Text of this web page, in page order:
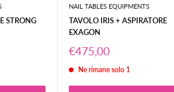
specificando
STRONG
NAIL TABLES EQUIPMENTS
TAVOLO IRIS + ASPIRATORE
EXAGON
Prezzo
scontato
€475,00
Ne rimane solo 1